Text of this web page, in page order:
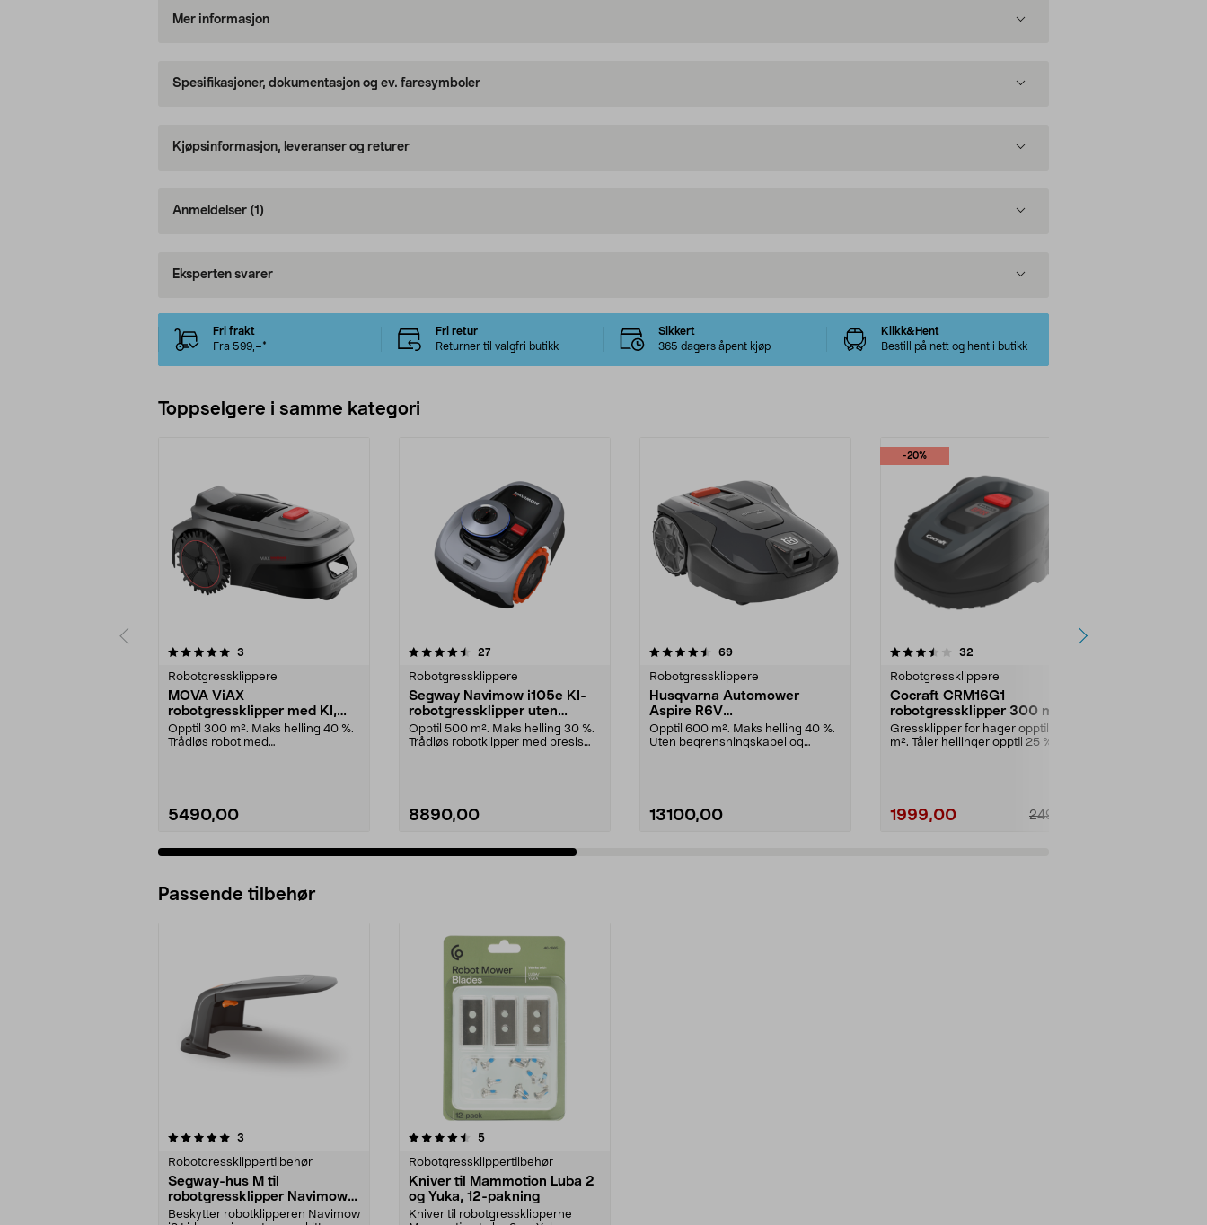
Mer informasjon
Spesifikasjoner, dokumentasjon og ev. faresymboler
Kjøpsinformasjon, leveranser og returer
Anmeldelser (1)
Eksperten svarer
Fri frakt
Fra 599,–*
Fri retur
Returner til valgfri butikk
Sikkert
365 dagers åpent kjøp
Klikk&Hent
Bestill på nett og hent i butikk
Toppselgere i samme kategori
3
Robotgressklippere
MOVA ViAX
robotgressklipper med KI,
uten ledning, 300 m2
Opptil 300 m². Maks helling 40 %.
Trådløs robot med
5490,00
4.5 av 5 stjerner 27anmeldelser
Robotgressklippere
Segway Navimow i105e KI-
robotgressklipper uten
ledning, 500 m2
Opptil 500 m². Maks helling 30 %.
Trådløs robotklipper med presis
8890,00
4.5 av 5 stjerner 69anmeldelser
Robotgressklippere
Husqvarna Automower
Aspire R6V
robotgressklipper, 600 m2
Opptil 600 m². Maks helling 40 %.
Uten begrensningskabel og
13100,00
-20%
3.5 av 5 stjerner 32
Robotgressklippere
Cocraft CRM16G1
robotgressklipper 300 m²
Gressklipper for hager opptil 300
m². Tåler hellinger opptil 25 %.
1999,00 2499,00
4.0 av 5 stjerner
Passende tilbehør
3
Robotgressklippertilbehør
Segway-hus M til
robotgressklipper Navimow
i2 Lidar-serie
Beskytter robotklipperen Navimow
4.5av 5 stjerner 5anmeldelser
Robotgressklippertilbehør
Kniver til Mammotion Luba 2
og Yuka, 12-pakning
Kniver til robotgressklipperne